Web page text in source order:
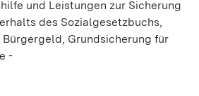
und Leistungen zur Sicherung
des Sozialgesetzbuchs,
Bürgergeld, Grundsicherung für
-